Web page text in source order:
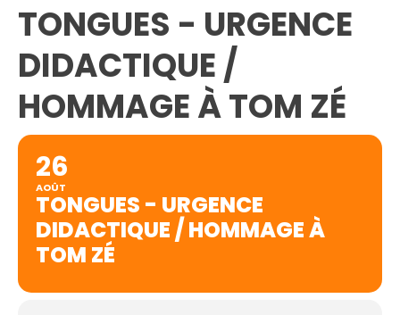
TONGUES - URGENCE
DIDACTIQUE /
HOMMAGE À TOM ZÉ
26
AOÛT
TONGUES - URGENCE
DIDACTIQUE / HOMMAGE À
TOM ZÉ